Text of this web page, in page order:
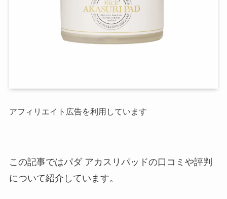
アフィリエイト広告を利用しています
この記事ではパダ アカスリパッドの口コミや評判
について紹介しています。